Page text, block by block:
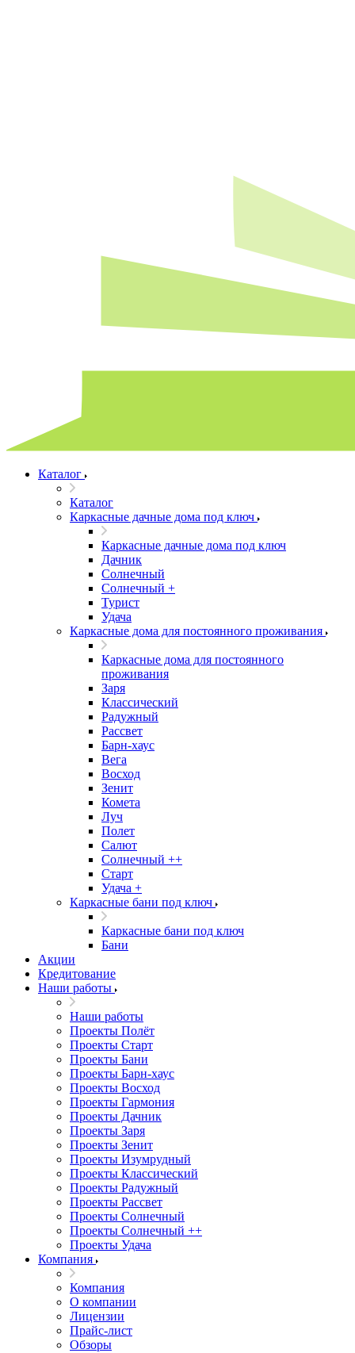
Каталог
Каталог
Каркасные дачные дома под ключ
Каркасные дачные дома под ключ
Дачник
Солнечный
Солнечный +
Турист
Удача
Каркасные дома для постоянного проживания
Каркасные дома для постоянного
проживания
Заря
Классический
Радужный
Рассвет
Барн-хаус
Вега
Восход
Зенит
Комета
Луч
Полет
Салют
Солнечный ++
Старт
Удача +
Каркасные бани под ключ
Каркасные бани под ключ
Бани
Акции
Кредитование
Наши работы
Наши работы
Проекты Полёт
Проекты Старт
Проекты Бани
Проекты Барн-хаус
Проекты Восход
Проекты Гармония
Проекты Дачник
Проекты Заря
Проекты Зенит
Проекты Изумрудный
Проекты Классический
Проекты Радужный
Проекты Рассвет
Проекты Солнечный
Проекты Солнечный ++
Проекты Удача
Компания
Компания
О компании
Лицензии
Прайс-лист
Обзоры